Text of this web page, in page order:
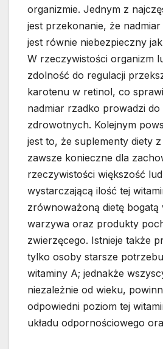
organizmie. Jednym z
jest przekonanie, że
jest równie niebezpieczny
W rzeczywistości organizm
zdolność do regulacji
karotenu w retinol, co
nadmiar rzadko prowadzi
zdrowotnych. Kolejnym
jest to, że suplementy diety
zawsze konieczne dla
rzeczywistości większość
wystarczającą ilość tej
zrównoważoną dietę bogatą
warzywa oraz produkty
zwierzęcego. Istnieje także
tylko osoby starsze
witaminy A; jednakże
niezależnie od wieku,
odpowiedni poziom tej
układu odpornościowego